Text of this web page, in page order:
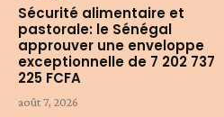
Sécurité alimentaire et
pastorale: le Sénégal
approuver une enveloppe
exceptionnelle de 7 202 737
225 FCFA
août 7, 2026